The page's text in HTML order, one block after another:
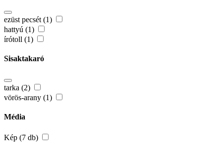
ezüst pecsét (1)
hattyú (1)
írótoll (1)
Sisaktakaró
tarka (2)
vörös-arany (1)
Média
Kép (7 db)